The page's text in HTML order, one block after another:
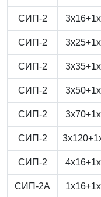
СИП-2
СИП-2
СИП-2
СИП-2
СИП-2
СИП-2
СИП-2
СИП-2А